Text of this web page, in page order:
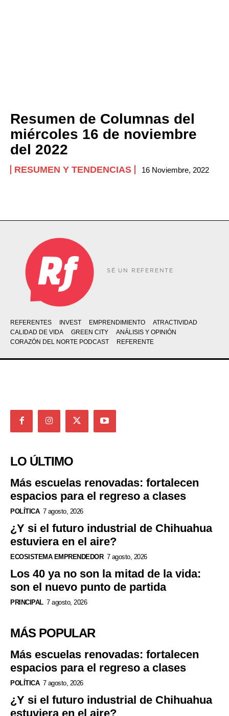
Resumen de Columnas del
miércoles 16 de noviembre
del 2022
RESUMEN Y TENDENCIAS 16 Noviembre, 2022
SÉ UN REFERENTE
REFERENTES INVEST EMPRENDIMIENTO
ATRACTIVIDAD
CALIDAD DE VIDA
GREEN CITY
ANÁLISIS Y OPINIÓN
CORAZÓN DEL NORTE PODCAST
REFERENTE
LO ÚLTIMO
Más escuelas renovadas: fortalecen
espacios para el regreso a clases
POLÍTICA 7 agosto, 2026
¿Y si el futuro industrial de Chihuahua
estuviera en el aire?
ECOSISTEMA EMPRENDEDOR 7 agosto, 2026
Los 40 ya no son la mitad de la vida:
son el nuevo punto de partida
PRINCIPAL 7 agosto, 2026
MÁS POPULAR
Más escuelas renovadas: fortalecen
espacios para el regreso a clases
POLÍTICA 7 agosto, 2026
¿Y si el futuro industrial de Chihuahua
estuviera en el aire?